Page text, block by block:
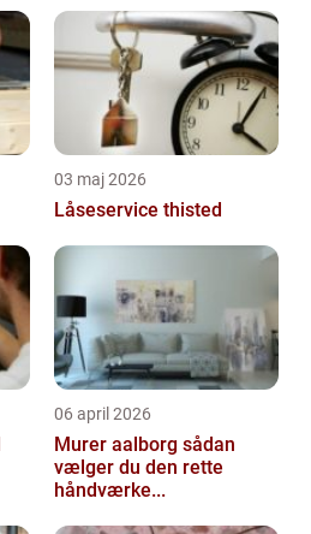
03 maj 2026
Låseservice thisted
06 april 2026
Murer aalborg sådan
vælger du den rette
håndværke...